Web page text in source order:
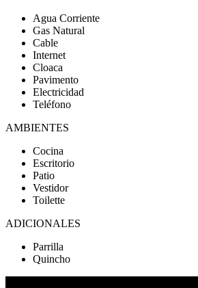
Agua Corriente
Gas Natural
Cable
Internet
Cloaca
Pavimento
Electricidad
Teléfono
AMBIENTES
Cocina
Escritorio
Patio
Vestidor
Toilette
ADICIONALES
Parrilla
Quincho